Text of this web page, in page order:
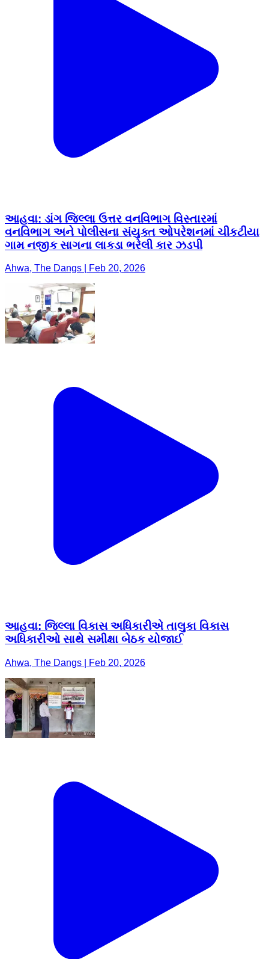
આહવા: ડાંગ જિલ્લા ઉત્તર વનવિભાગ વિસ્તારમાં
વનવિભાગ અને પોલીસના સંયુક્ત ઓપરેશનમાં ચીકટીયા
ગામ નજીક સાગના લાકડા ભરેલી કાર ઝડપી
Ahwa, The Dangs | Feb 20, 2026
આહવા: જિલ્લા વિકાસ અધિકારીએ તાલુકા વિકાસ
અધિકારીઓ સાથે સમીક્ષા બેઠક યોજાઈ
Ahwa, The Dangs | Feb 20, 2026